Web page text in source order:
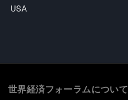
USA
世界経済フォーラムについて